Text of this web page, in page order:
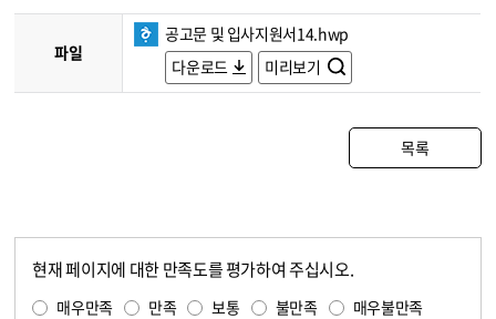
파일
공고문 및 입사지원서14.hwp
다운로드
미리보기
목록
현재 페이지에 대한 만족도를 평가하여 주십시오.
매우만족 만족 보통 불만족 매우불만족